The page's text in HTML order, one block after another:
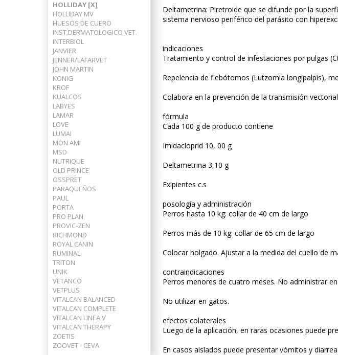
HOLLIDAY [X]
HOLLIDAY MV
HUESOS DE CUERO
INST.DERMATOLOGICO VET.
INTERBIOL
JANVIER
JENNER/LAFARVET
JOHN MARTIN
KONIG
KROF
KUALCOS
LABYES
LAMAR
LOVE
LUMAI
MON AMI
MSD
NUTRIQUE
OLD PRINCE
OSSPRET
PARAQUEÑOS
PAUL
PORTA
PRO PLAN
PROVIC-ZEN
RICHMOND
ROYAL CANIN
RUMINAL
TRITON
UNIK
VETANCO
VETPLUS
VITALCAN BALANCED
VITALCAN COMPLETE
VITALCAN LINEA V
VITALCAN THERAPY
ZOETIS
ZOOVET - CEVA
Deltametrina: Piretroide que se difunde por la
sistema nervioso periférico del parásito con
indicaciones
Tratamiento y control de infestaciones por pulgas
Repelencia de flebótomos (Lutzomia longipalpis),
Colabora en la prevención de la transmisión
fórmula
Cada 100 g de producto contiene
Imidacloprid 10, 00 g
Deltametrina 3,10 g
Exipientes c.s
posología y administración
Perros hasta 10 kg: collar de 40 cm de largo
Perros más de 10 kg: collar de 65 cm de largo
Colocar holgado. Ajustar a la medida del cuello de
contraindicaciones
Perros menores de cuatro meses. No administrar
No utilizar en gatos.
efectos colaterales
Luego de la aplicación, en raras ocasiones puede
En casos aislados puede presentar vómitos y diarrea.